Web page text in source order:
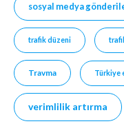
sosyal medya
trafik düzeni
Travma Türkiye
verimlilik artırma